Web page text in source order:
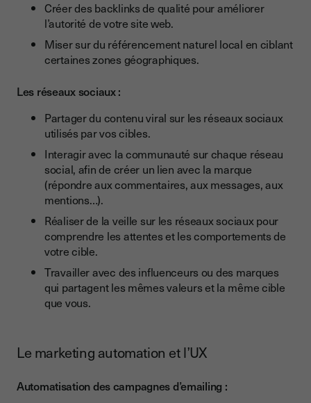
Créer des backlinks de qualité pour améliorer
l’autorité de votre site web.
Miser sur du référencement naturel local en ciblant
certaines zones géographiques.
Les réseaux sociaux :
Partager du contenu viral sur les réseaux sociaux
utilisés par vos cibles.
Interagir avec la communauté sur chaque réseau
social, afin de créer un lien avec la marque
(répondre aux commentaires, aux messages, aux
mentions…).
Réaliser de la veille sur les réseaux sociaux pour
comprendre les attentes et les comportements de
votre cible.
Travailler avec des influenceurs ou des marques
qui partagent les mêmes valeurs et la même cible
que vous.
Le marketing automation et l’UX
Automatisation des campagnes d’emailing :